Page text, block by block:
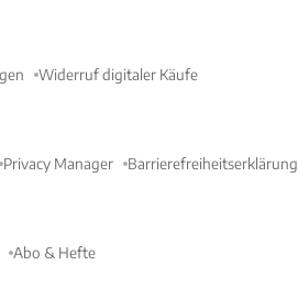
Widerruf digitaler Käufe
Privacy Manager Barrierefreiheitserklärung
Abo & Hefte